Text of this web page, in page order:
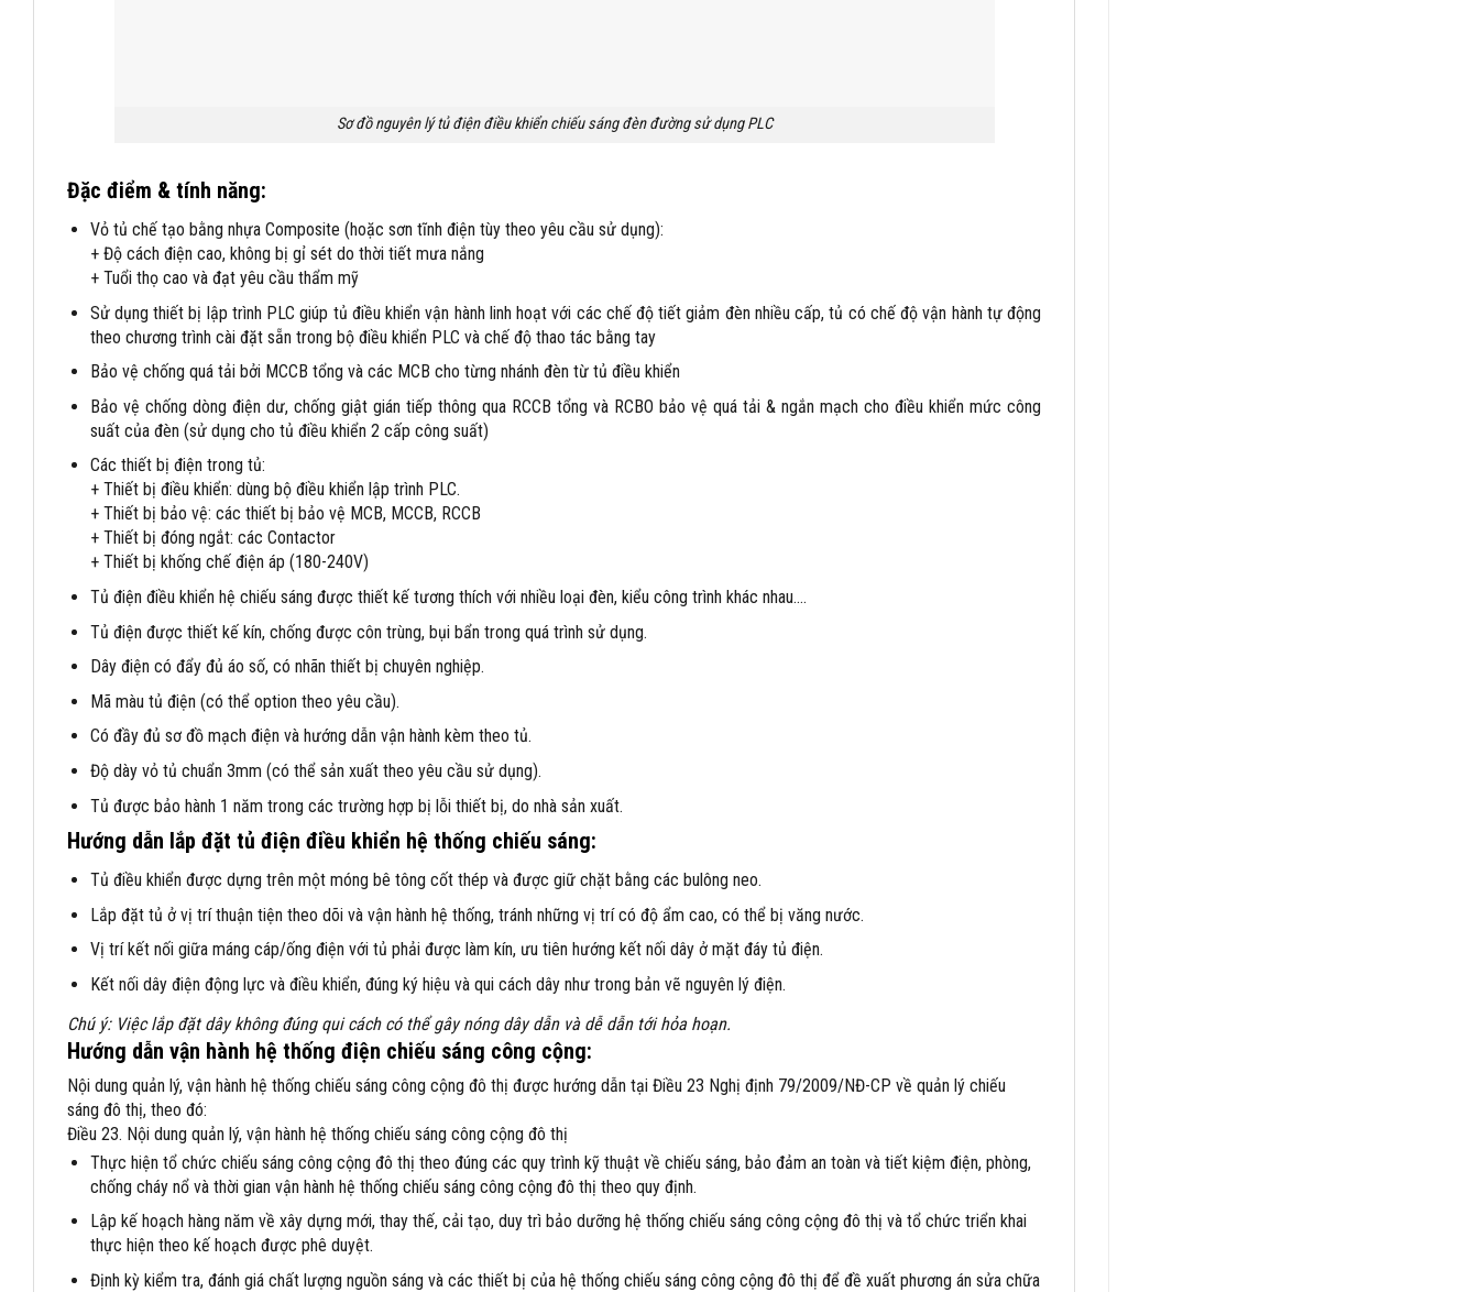
Sơ đồ nguyên lý tủ điện điều khiển chiếu sáng đèn đường sử dụng PLC
Đặc điểm & tính năng:
Vỏ tủ chế tạo bằng nhựa Composite (hoặc sơn tĩnh điện tùy theo yêu cầu sử dụng):
+ Độ cách điện cao, không bị gỉ sét do thời tiết mưa nắng
+ Tuổi thọ cao và đạt yêu cầu thẩm mỹ
Sử dụng thiết bị lập trình PLC giúp tủ điều khiển vận hành linh hoạt với các chế độ tiết giảm đèn nhiều cấp, tủ có chế độ vận hành tự động
theo chương trình cài đặt sẵn trong bộ điều khiển PLC và chế độ thao tác bằng tay
Bảo vệ chống quá tải bởi MCCB tổng và các MCB cho từng nhánh đèn từ tủ điều khiển
Bảo vệ chống dòng điện dư, chống giật gián tiếp thông qua RCCB tổng và RCBO bảo vệ quá tải & ngắn mạch cho điều khiển mức công
suất của đèn (sử dụng cho tủ điều khiển 2 cấp công suất)
Các thiết bị điện trong tủ:
+ Thiết bị điều khiển: dùng bộ điều khiển lập trình PLC.
+ Thiết bị bảo vệ: các thiết bị bảo vệ MCB, MCCB, RCCB
+ Thiết bị đóng ngắt: các Contactor
+ Thiết bị khống chế điện áp (180-240V)
Tủ điện điều khiển hệ chiếu sáng được thiết kế tương thích với nhiều loại đèn, kiểu công trình khác nhau….
Tủ điện được thiết kế kín, chống được côn trùng, bụi bẩn trong quá trình sử dụng.
Dây điện có đẩy đủ áo số, có nhãn thiết bị chuyên nghiệp.
Mã màu tủ điện (có thể option theo yêu cầu).
Có đầy đủ sơ đồ mạch điện và hướng dẫn vận hành kèm theo tủ.
Độ dày vỏ tủ chuẩn 3mm (có thể sản xuất theo yêu cầu sử dụng).
Tủ được bảo hành 1 năm trong các trường hợp bị lỗi thiết bị, do nhà sản xuất.
Hướng dẫn lắp đặt tủ điện điều khiển hệ thống chiếu sáng:
Tủ điều khiển được dựng trên một móng bê tông cốt thép và được giữ chặt bằng các bulông neo.
Lắp đặt tủ ở vị trí thuận tiện theo dõi và vận hành hệ thống, tránh những vị trí có độ ẩm cao, có thể bị văng nước.
Vị trí kết nối giữa máng cáp/ống điện với tủ phải được làm kín, ưu tiên hướng kết nối dây ở mặt đáy tủ điện.
Kết nối dây điện động lực và điều khiển, đúng ký hiệu và qui cách dây như trong bản vẽ nguyên lý điện.
Chú ý: Việc lắp đặt dây không đúng qui cách có thể gây nóng dây dẫn và dễ dẫn tới hỏa hoạn.
Hướng dẫn vận hành hệ thống điện chiếu sáng công cộng:
Nội dung quản lý, vận hành hệ thống chiếu sáng công cộng đô thị được hướng dẫn tại Điều 23 Nghị định 79/2009/NĐ-CP về quản lý chiếu
sáng đô thị, theo đó:
Điều 23. Nội dung quản lý, vận hành hệ thống chiếu sáng công cộng đô thị
Thực hiện tổ chức chiếu sáng công cộng đô thị theo đúng các quy trình kỹ thuật về chiếu sáng, bảo đảm an toàn và tiết kiệm điện, phòng,
chống cháy nổ và thời gian vận hành hệ thống chiếu sáng công cộng đô thị theo quy định.
Lập kế hoạch hàng năm về xây dựng mới, thay thế, cải tạo, duy trì bảo dưỡng hệ thống chiếu sáng công cộng đô thị và tổ chức triển khai
thực hiện theo kế hoạch được phê duyệt.
Định kỳ kiểm tra, đánh giá chất lượng nguồn sáng và các thiết bị của hệ thống chiếu sáng công cộng đô thị để đề xuất phương án sửa chữa